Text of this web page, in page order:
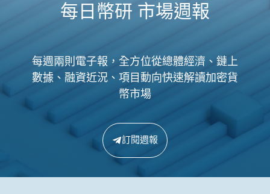
每日幣研 市場週報
每週兩則電子報，全方位從總體經濟、鏈上
數據、融資近況、項目動向快速解讀加密貨
幣市場
訂閱週報